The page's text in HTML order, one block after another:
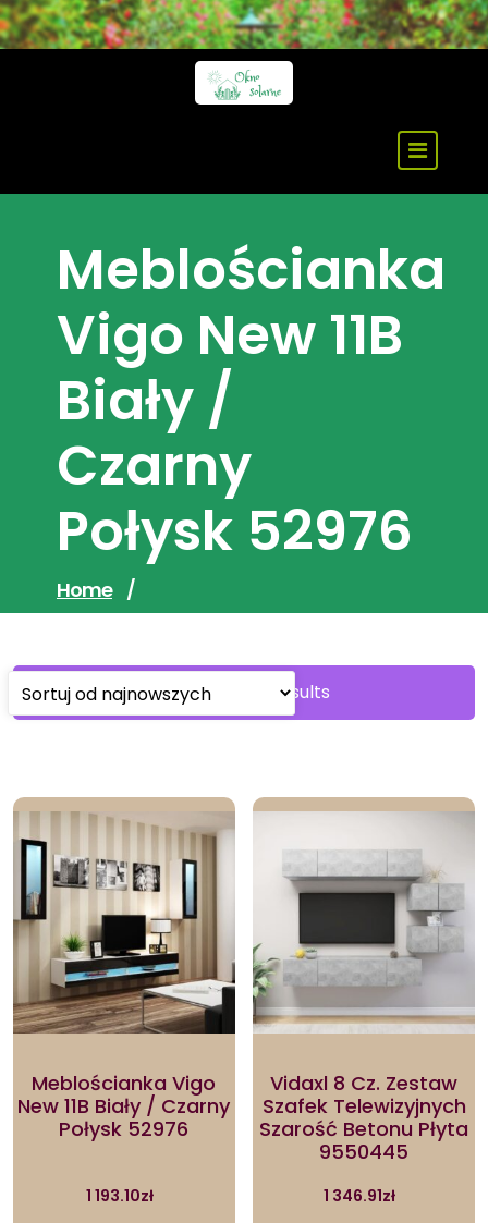
Skip
to
Meblościanka
Vigo New 11B
Biały /
Czarny
Połysk 52976
Home /
Showing all 7 results
by
Meblościanka Vigo
New 11B Biały / Czarny
Połysk 52976
1 193.10zł
Vidaxl 8 Cz. Zestaw
Szafek Telewizyjnych
Szarość Betonu Płyta
9550445
1 346.91zł